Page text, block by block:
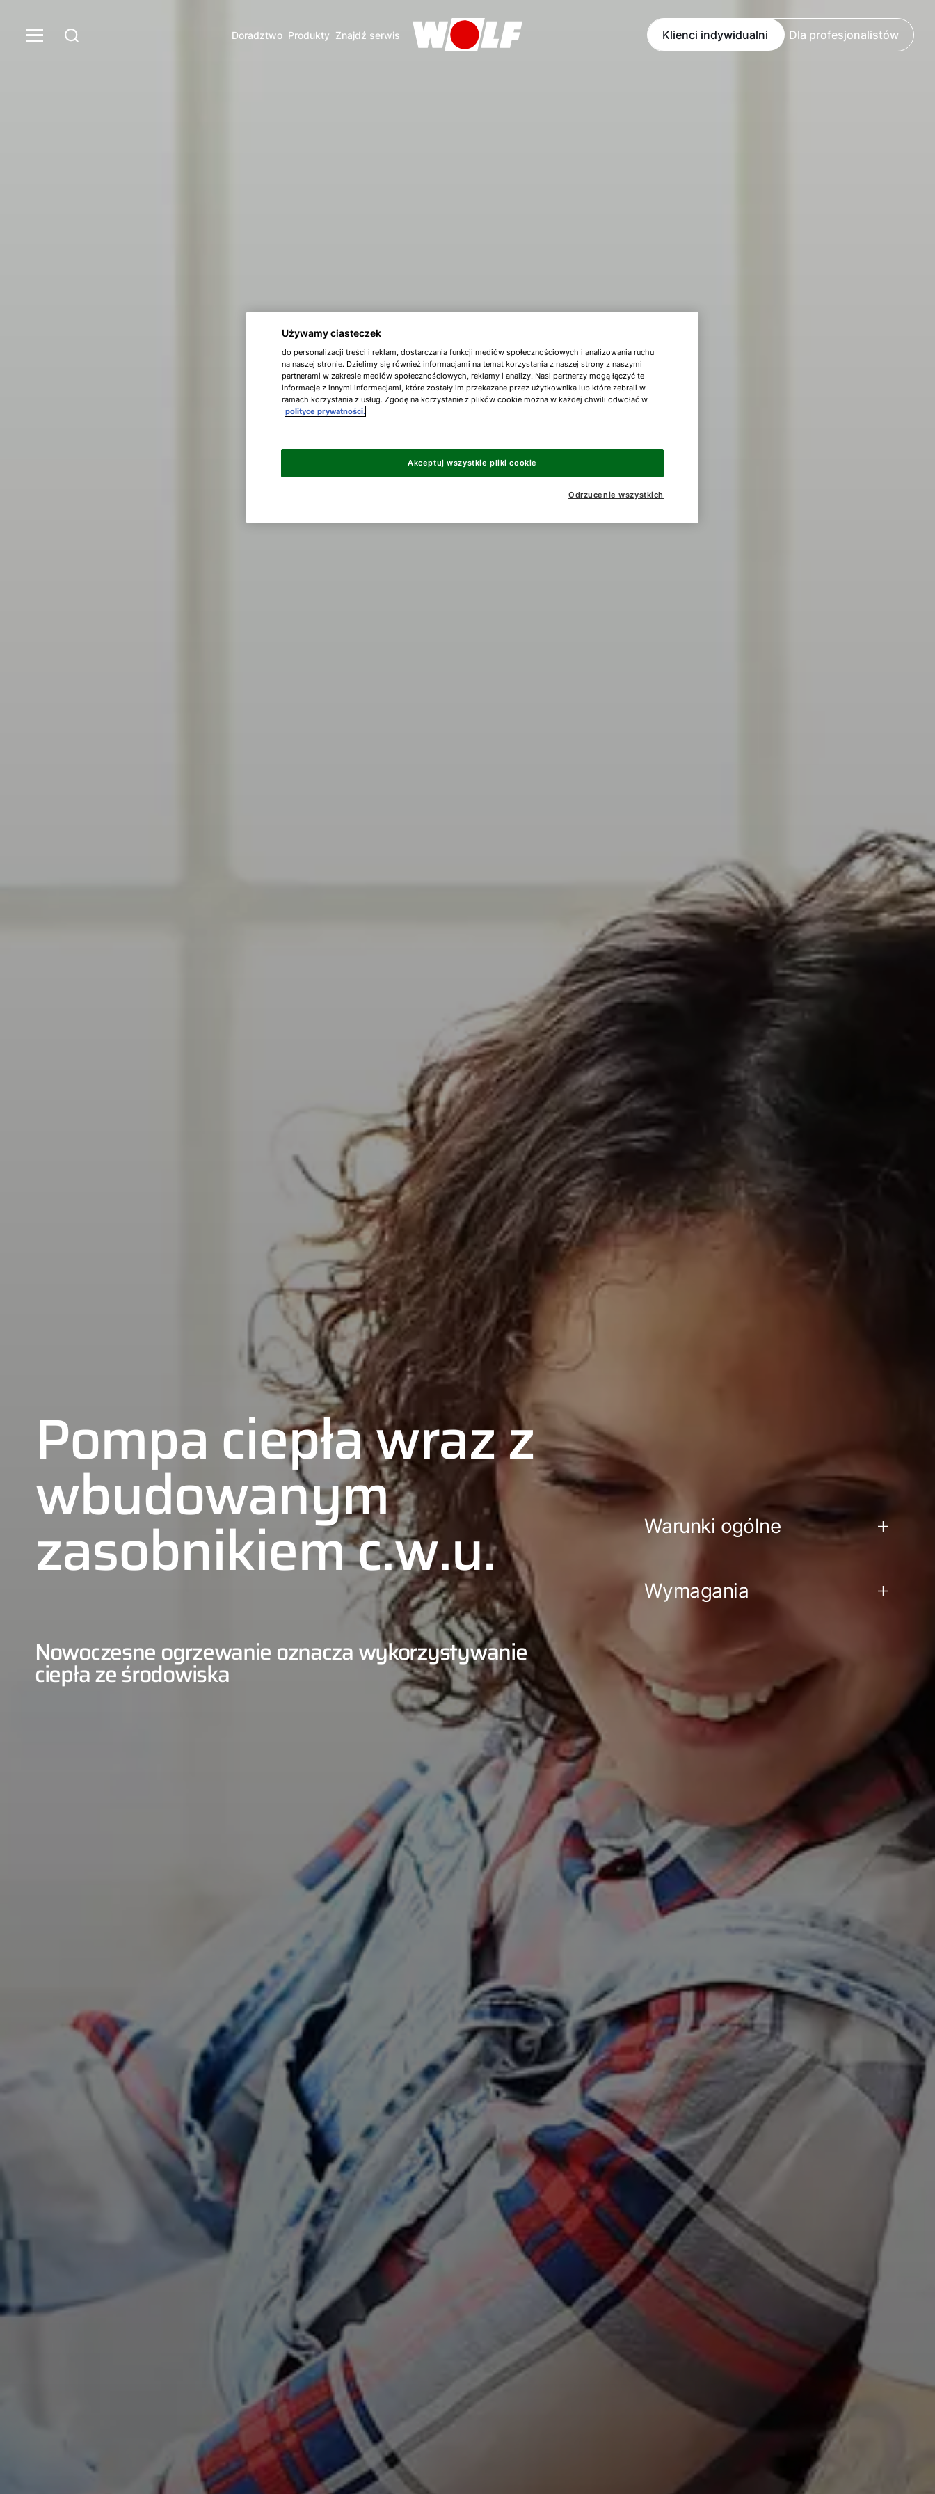
Doradztwo Produkty Znajdź serwis Klienci indywidualni Dla profesjonalistów
Pompa ciepła wraz z
wbudowanym
zasobnikiem c.w.u.
Nowoczesne ogrzewanie oznacza wykorzystywanie
ciepła ze środowiska
Warunki ogólne
Wymagania
Używamy ciasteczek
do personalizacji treści i reklam, dostarczania funkcji mediów społecznościowych i analizowania ruchu
na naszej stronie. Dzielimy się również informacjami na temat korzystania z naszej strony z naszymi
partnerami w zakresie mediów społecznościowych, reklamy i analizy. Nasi partnerzy mogą łączyć te
informacje z innymi informacjami, które zostały im przekazane przez użytkownika lub które zebrali w
ramach korzystania z usług. Zgodę na korzystanie z plików cookie można w każdej chwili odwołać w
polityce prywatności.
Odrzucenie wszystkich
Akceptuj wszystkie pliki cookie